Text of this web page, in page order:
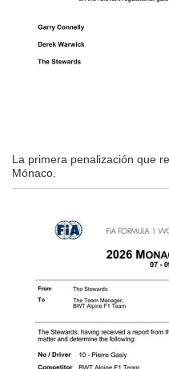
La primera penalización que
Mónaco.